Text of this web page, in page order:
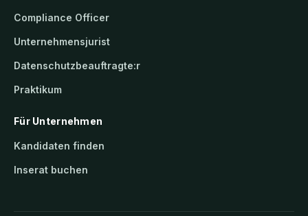
Compliance Officer
Unternehmensjurist
Datenschutzbeauftragte:r
Praktikum
Für Unternehmen
Kandidaten finden
Inserat buchen